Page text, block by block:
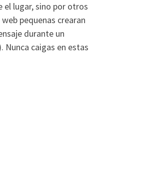
el lugar, sino por otros
pequenas crearan
durante un
Nunca caigas en estas